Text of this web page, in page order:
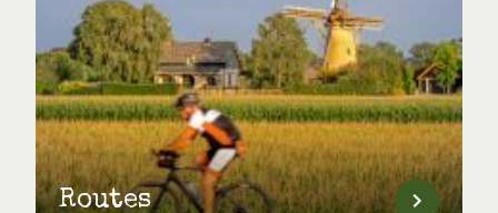
Routes